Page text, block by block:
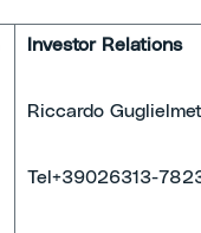
Investor Relations
Riccardo
Tel+39026313-